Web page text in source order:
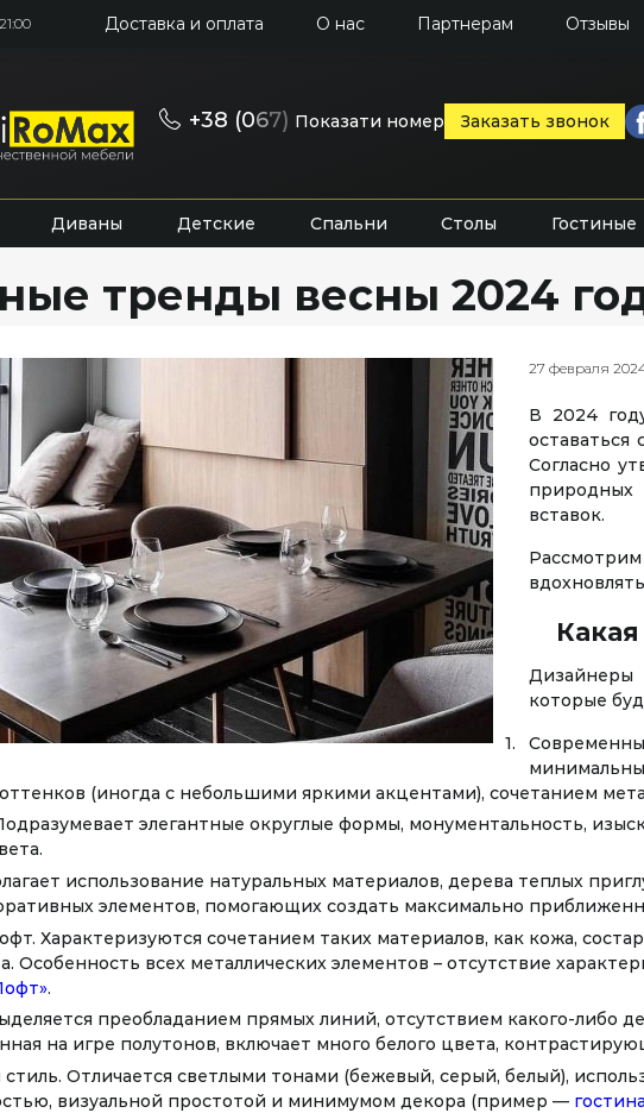
Доставка и оплата О нас Партнерам Отзывы
+38 (067) Показати номер Заказать звонок
Диваны Детские Спальни Столы Гостиные
тренды весны 2024
27 февраля
В 2024
оставаться
Согласно
вставок.
Дизайнеры
которые
(иногда с небольшими яркими акцентами), сочетанием
элегантные округлые формы, монументальность,
использование натуральных материалов, дерева теплых
элементов, помогающих создать максимально
Характеризуются сочетанием таких материалов, как кожа,
Особенность всех металлических элементов – отсутствие
.
преобладанием прямых линий, отсутствием какого-либо
на игре полутонов, включает много белого цвета,
Отличается светлыми тонами (бежевый, серый, белый),
визуальной простотой и минимумом декора (пример —